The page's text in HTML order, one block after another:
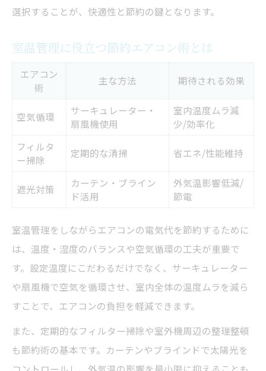
選択することが、快適性と節約の鍵となります。
室温管理に役立つ節約エアコン術とは
エアコン
術
主な方法 期待される効果
空気循環
サーキュレーター・
扇風機使用
室内温度ムラ減
少/効率化
フィルタ
ー掃除
定期的な清掃 省エネ/性能維持
遮光対策
カーテン・ブライン
ド活用
外気温影響低減/
節電
室温管理をしながらエアコンの電気代を節約するために
は、温度・湿度のバランスや空気循環の工夫が重要で
す。設定温度にこだわるだけでなく、サーキュレーター
や扇風機で空気を循環させ、室内全体の温度ムラを減ら
すことで、エアコンの負担を軽減できます。
また、定期的なフィルター掃除や室外機周辺の整理整頓
も節約術の基本です。カーテンやブラインドで太陽光を